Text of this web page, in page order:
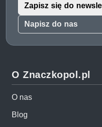
Napisz do nas
Zapisz się do
O Znaczkopol.pl
O nas
Blog